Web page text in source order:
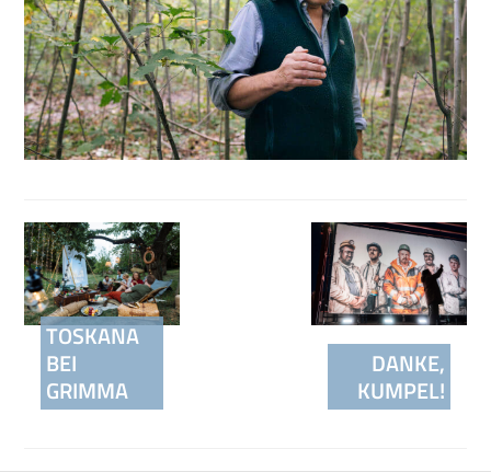
Beitragsnavigation
TOSKANA
BEI
GRIMMA
DANKE,
KUMPEL!